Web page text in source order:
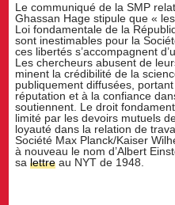
Le communiqué de la SMP
Ghassan Hage stipule que «
Loi fondamentale de la
sont inestimables pour la
ces libertés s’accompagnent
Les chercheurs abusent de
minent la crédibilité de la
publiquement diffusées,
réputation et à la confiance
soutiennent. Le droit
limité par les devoirs mutuels
loyauté dans la relation de
Société Max Planck/Kaiser
à nouveau le nom d’Albert
salettre au NYT de 1948.